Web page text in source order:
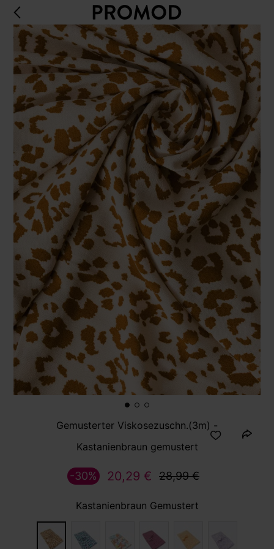
Gemusterter Viskosezuschn.(3m) -
Kastanienbraun gemustert
20,29 € 28,99 €
-30%
Kastanienbraun Gemustert